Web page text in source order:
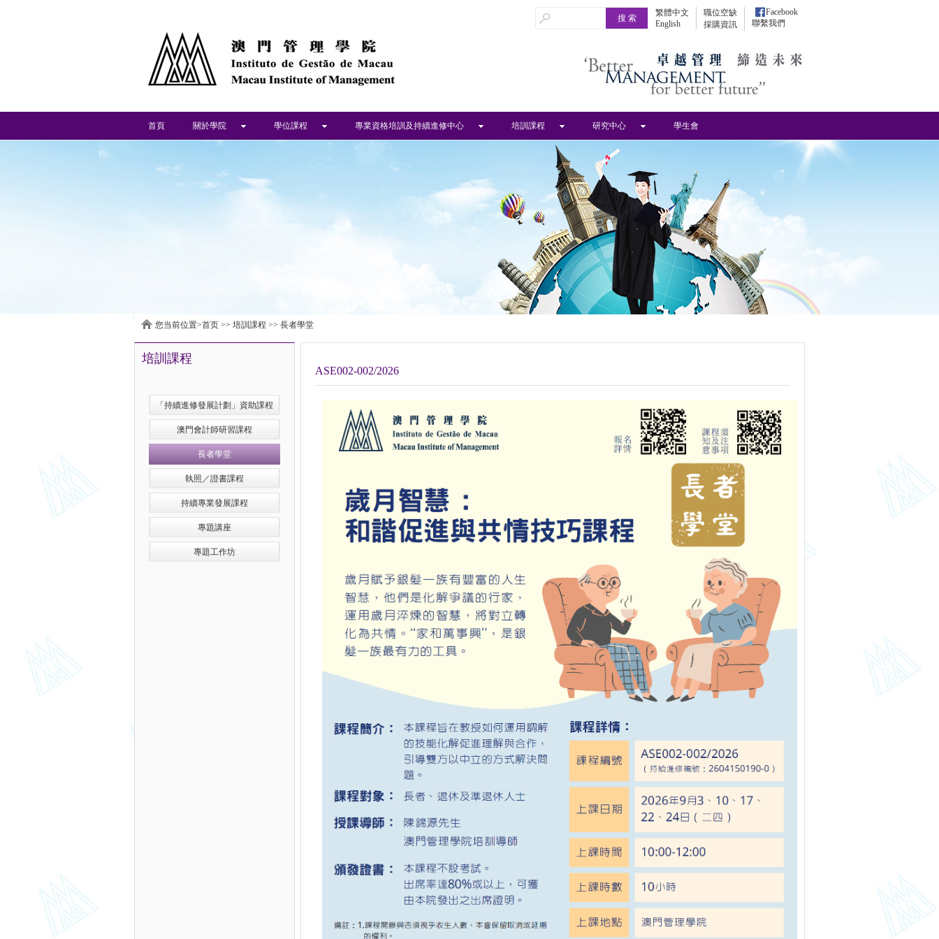
繁體中文
English
職位空缺
採購資訊
Facebook
聯繫我們
首頁 關於學院 學位課程 專業資格培訓及持續進修中心 培訓課程 研究中心 學生會
您当前位置>首页 >> 培訓課程 >> 長者學堂
培訓課程
「持續進修發展計劃」資助課程
澳門會計師研習課程
長者學堂
執照／證書課程
持續專業發展課程
專題講座
專題工作坊
ASE002-002/2026